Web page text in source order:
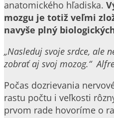
anatomického hľadiska.
mozgu je totiž veľmi
navyše plný
„Nasleduj svoje srdce, ale
zobrať aj svoj mozog.“
Počas dozrievania
rastu počtu i veľkosti
prvom rade hovoríme o